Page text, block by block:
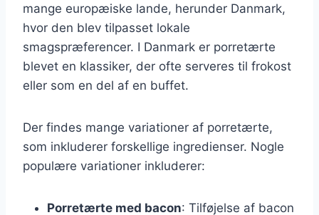
mange europæiske lande, herunder Danmark,
hvor den blev tilpasset lokale
smagspræferencer. I Danmark er porretærte
blevet en klassiker, der ofte serveres til frokost
eller som en del af en buffet.
Der findes mange variationer af porretærte,
som inkluderer forskellige ingredienser. Nogle
populære variationer inkluderer:
Porretærte med bacon: Tilføjelse af bacon